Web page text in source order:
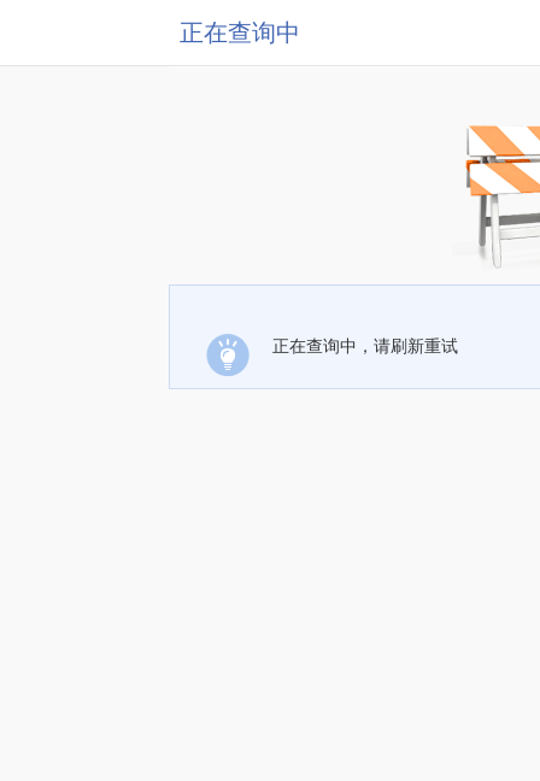
正在查询中
正在查询中，请刷新重试